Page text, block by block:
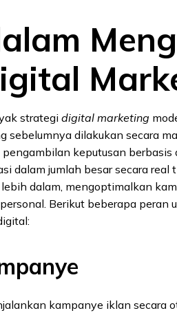
strategi digital marketing
sebelumnya dilakukan secara
keputusan berbasis
dalam jumlah besar secara real
dalam, mengoptimalkan
Berikut beberapa peran
kampanye iklan secara